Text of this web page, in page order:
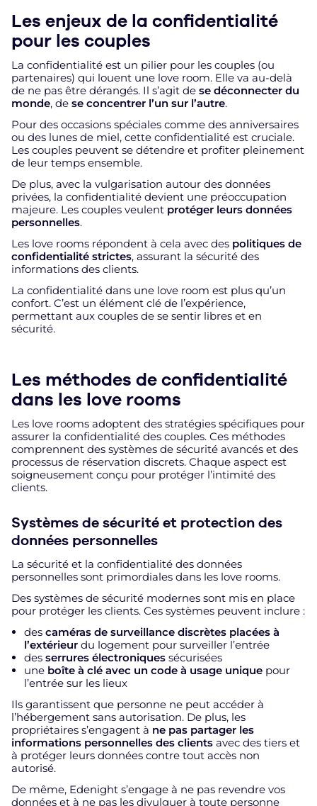
Les enjeux de la confidentialité
pour les couples
La confidentialité est un pilier pour les couples (ou
partenaires) qui louent une love room. Elle va au-delà
de ne pas être dérangés. Il s’agit de se déconnecter du
monde, de se concentrer l’un sur l’autre.
Pour des occasions spéciales comme des anniversaires
ou des lunes de miel, cette confidentialité est cruciale.
Les couples peuvent se détendre et profiter pleinement
de leur temps ensemble.
De plus, avec la vulgarisation autour des données
privées, la confidentialité devient une préoccupation
majeure. Les couples veulent protéger leurs données
personnelles.
Les love rooms répondent à cela avec des politiques de
confidentialité strictes, assurant la sécurité des
informations des clients.
La confidentialité dans une love room est plus qu’un
confort. C’est un élément clé de l’expérience,
permettant aux couples de se sentir libres et en
sécurité.
Les méthodes de confidentialité
dans les love rooms
Les love rooms adoptent des stratégies spécifiques pour
assurer la confidentialité des couples. Ces méthodes
comprennent des systèmes de sécurité avancés et des
processus de réservation discrets. Chaque aspect est
soigneusement conçu pour protéger l’intimité des
clients.
Systèmes de sécurité et protection des
données personnelles
La sécurité et la confidentialité des données
personnelles sont primordiales dans les love rooms.
Des systèmes de sécurité modernes sont mis en place
pour protéger les clients. Ces systèmes peuvent inclure :
descaméras de surveillance discrètes placées à
l’extérieur du logement pour surveiller l’entrée
desserrures électroniques sécurisées
une boîte à clé avec un code à usage unique pour
l’entrée sur les lieux
Ils garantissent que personne ne peut accéder à
l’hébergement sans autorisation. De plus, les
propriétaires s’engagent à ne pas partager les
informations personnelles des clients avec des tiers et
à protéger leurs données contre tout accès non
autorisé.
De même, Edenight s’engage à ne pas revendre vos
données et à ne pas les divulguer à toute personne